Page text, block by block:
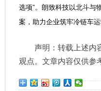
选项”。朗致科技以北斗与
案，助力企业筑牢冷链车
声明：转载上述内
观点。文章内容仅供参